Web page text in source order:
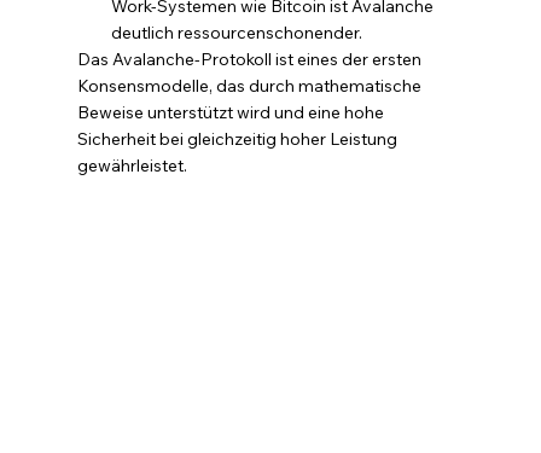
Work-Systemen wie Bitcoin ist Avalanche
deutlich ressourcenschonender.
Das Avalanche-Protokoll ist eines der ersten
Konsensmodelle, das durch mathematische
Beweise unterstützt wird und eine hohe
Sicherheit bei gleichzeitig hoher Leistung
gewährleistet.